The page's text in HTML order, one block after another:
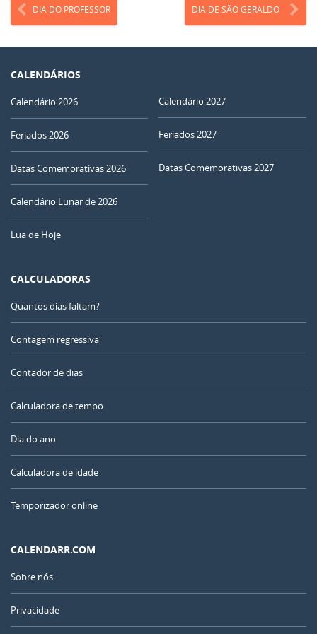
DIA DO PROFESSOR DIA DE SÃO GERALDO
CALENDÁRIOS
Calendário 2026
Feriados 2026
Datas Comemorativas 2026
Calendário Lunar de 2026
Lua de Hoje
Calendário 2027
Feriados 2027
Datas Comemorativas 2027
CALCULADORAS
Quantos dias faltam?
Contagem regressiva
Contador de dias
Calculadora de tempo
Dia do ano
Calculadora de idade
Temporizador online
CALENDARR.COM
Sobre nós
Privacidade